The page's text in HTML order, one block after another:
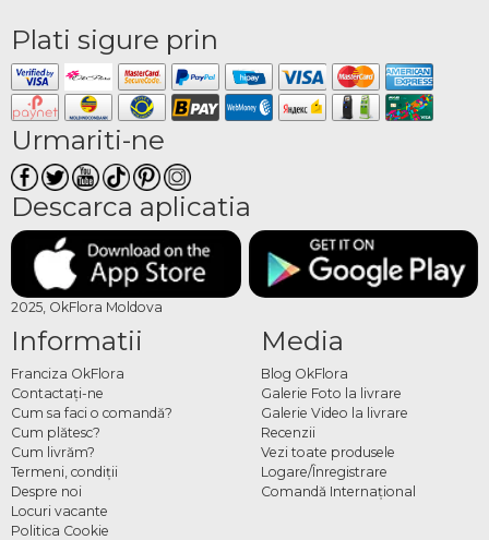
Plati sigure prin
Urmariti-ne
Descarca aplicatia
2025, OkFlora Moldova
Informatii
Franciza OkFlora
Contactaţi-ne
Cum sa faci o comandă?
Cum plătesc?
Cum livrăm?
Termeni, condiţii
Despre noi
Locuri vacante
Politica Cookie
Media
Blog OkFlora
Galerie Foto la livrare
Galerie Video la livrare
Recenzii
Vezi toate produsele
Logare/Înregistrare
Comandă Internațional